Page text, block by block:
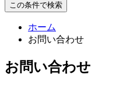
この条件で検索
ホーム
お問い合わせ
お問い合わせ